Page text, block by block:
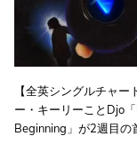
【全英シングルチャー
ー・キーリーことDjo
Beginning」が2週目の